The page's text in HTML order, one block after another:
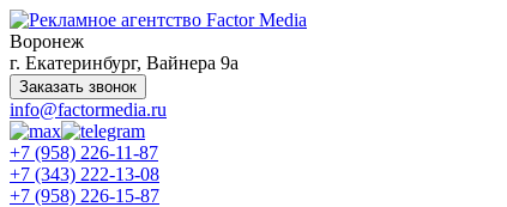
Воронеж
г. Екатеринбург, Вайнера 9а
Заказать звонок
info@factormedia.ru
+7 (958) 226-11-87
+7 (343) 222-13-08
+7 (958) 226-15-87